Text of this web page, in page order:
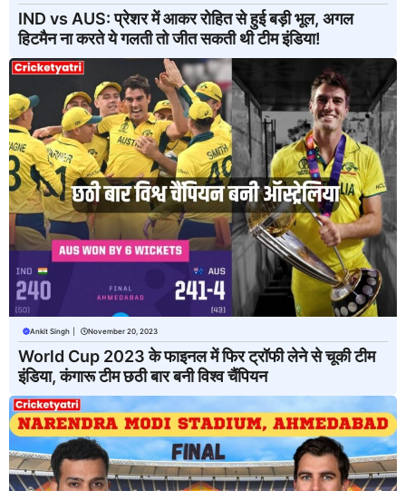
IND vs AUS: प्रेशर में आकर रोहित से हुई बड़ी भूल, अगल
हिटमैन ना करते ये गलती तो जीत सकती थी टीम इंडिया!
Ankit Singh November 20, 2023
World Cup 2023 के फाइनल में फिर ट्रॉफी लेने से चूकी टीम
इंडिया, कंगारू टीम छठी बार बनी विश्व चैंपियन